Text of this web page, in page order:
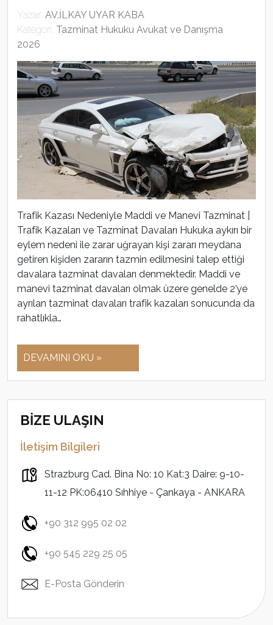
Yazar: AV.İLKAY UYAR KABA
Kategori: Tazminat Hukuku Avukat ve Danışma
2026
Trafik Kazası Nedeniyle Maddi ve Manevi Tazminat |
Trafik Kazaları ve Tazminat Davaları Hukuka aykırı bir
eylem nedeni ile zarar uğrayan kişi zararı meydana
getiren kişiden zararın tazmin edilmesini talep ettiği
davalara tazminat davaları denmektedir. Maddi ve
manevi tazminat davaları olmak üzere genelde 2’ye
ayrılan tazminat davaları trafik kazaları sonucunda da
rahatlıkla…
DEVAMINI OKU »
BİZE ULAŞIN
İletişim Bilgileri
Strazburg Cad. Bina No: 10 Kat:3 Daire: 9-10-
11-12 PK:06410 Sıhhiye - Çankaya - ANKARA
+90 312 995 02 02
+90 545 229 25 05
E-Posta Gönderin